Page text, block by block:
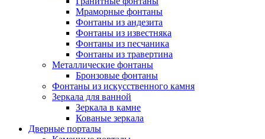
Мраморные фонтаны
Фонтаны из андезита
Фонтаны из известняка
Фонтаны из песчаника
Фонтаны из травертина
Металлические фонтаны
Бронзовые фонтаны
Фонтаны из искусственного камня
Зеркала для ванной
Зеркала в камне
Кованые зеркала
Дверные порталы